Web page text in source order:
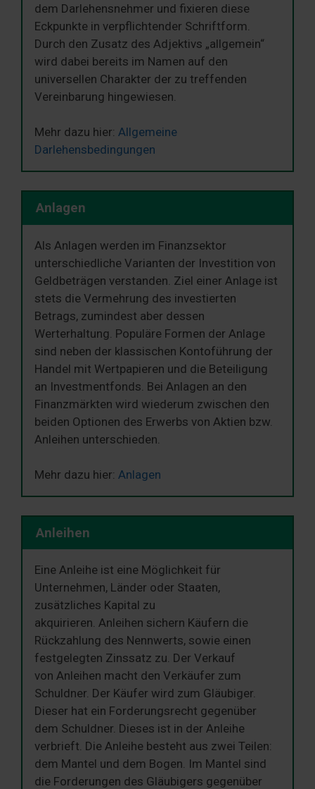
dem Darlehensnehmer und fixieren diese
Eckpunkte in verpflichtender Schriftform.
Durch den Zusatz des Adjektivs „allgemein“
wird dabei bereits im Namen auf den
universellen Charakter der zu treffenden
Vereinbarung hingewiesen.
Mehr dazu hier: Allgemeine
Darlehensbedingungen
Anlagen
Als Anlagen werden im Finanzsektor
unterschiedliche Varianten der Investition von
Geldbeträgen verstanden. Ziel einer Anlage ist
stets die Vermehrung des investierten
Betrags, zumindest aber dessen
Werterhaltung. Populäre Formen der Anlage
sind neben der klassischen Kontoführung der
Handel mit Wertpapieren und die Beteiligung
an Investmentfonds. Bei Anlagen an den
Finanzmärkten wird wiederum zwischen den
beiden Optionen des Erwerbs von Aktien bzw.
Anleihen unterschieden.
Mehr dazu hier: Anlagen
Anleihen
Eine Anleihe ist eine Möglichkeit für
Unternehmen, Länder oder Staaten,
zusätzliches Kapital zu
akquirieren. Anleihen sichern Käufern die
Rückzahlung des Nennwerts, sowie einen
festgelegten Zinssatz zu. Der Verkauf
von Anleihen macht den Verkäufer zum
Schuldner. Der Käufer wird zum Gläubiger.
Dieser hat ein Forderungsrecht gegenüber
dem Schuldner. Dieses ist in der Anleihe
verbrieft. Die Anleihe besteht aus zwei Teilen:
dem Mantel und dem Bogen. Im Mantel sind
die Forderungen des Gläubigers gegenüber